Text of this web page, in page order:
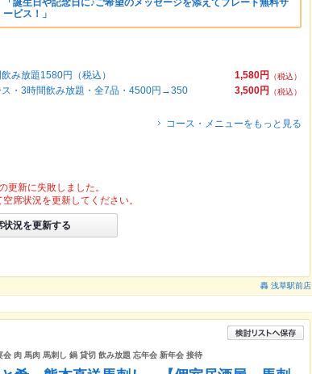
「誕生日や記念日に♪ご希望のメッセージを添えてプレート無料サ
ービス！」
1,580円
（税込）
み放題1580円（税込）
3,500円
（税込）
ス・3時間飲み放題・全7品・4500円→350
コース・メニューをもっと見る
更新に失敗しました。
席状況を更新してください。
状況を更新する
轟 浅草駅前店
会 肉 馬肉 馬刺し 鍋 貸切 飲み放題 忘年会 新年会 接待